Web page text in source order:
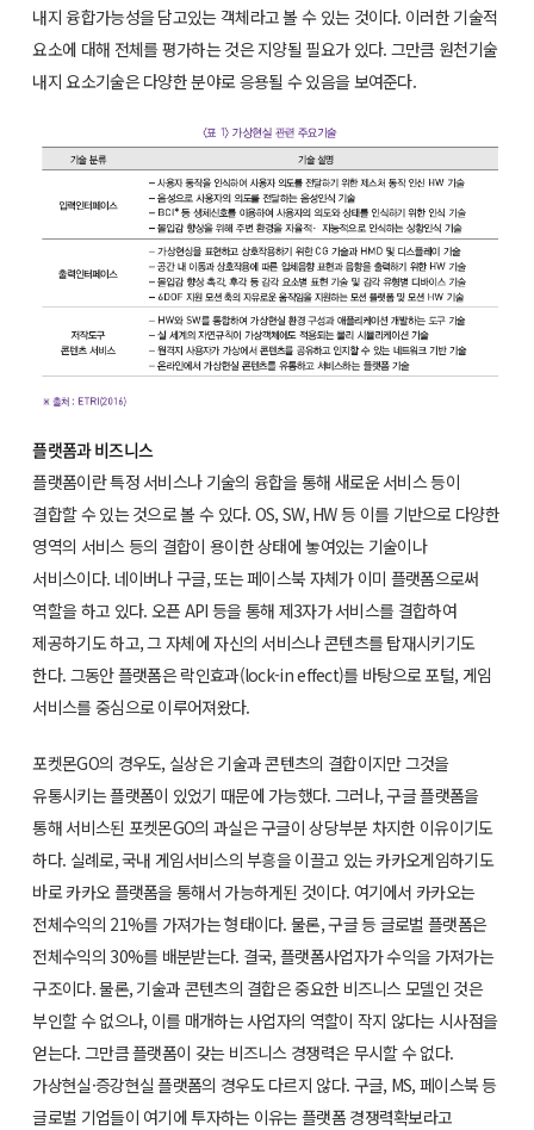
내지 융합가능성을 담고있는 객체라고 볼 수 있는 것이다. 이러한 기술적
요소에 대해 전체를 평가하는 것은 지양될 필요가 있다. 그만큼 원천기술
내지 요소기술은 다양한 분야로 응용될 수 있음을 보여준다.
플랫폼과 비즈니스
플랫폼이란 특정 서비스나 기술의 융합을 통해 새로운 서비스 등이
결합할 수 있는 것으로 볼 수 있다. OS, SW, HW 등 이를 기반으로 다양한
영역의 서비스 등의 결합이 용이한 상태에 놓여있는 기술이나
서비스이다. 네이버나 구글, 또는 페이스북 자체가 이미 플랫폼으로써
역할을 하고 있다. 오픈 API 등을 통해 제3자가 서비스를 결합하여
제공하기도 하고, 그 자체에 자신의 서비스나 콘텐츠를 탑재시키기도
한다. 그동안 플랫폼은 락인효과(lock-in effect)를 바탕으로 포털, 게임
서비스를 중심으로 이루어져왔다.
포켓몬GO의 경우도, 실상은 기술과 콘텐츠의 결합이지만 그것을
유통시키는 플랫폼이 있었기 때문에 가능했다. 그러나, 구글 플랫폼을
통해 서비스된 포켓몬GO의 과실은 구글이 상당부분 차지한 이유이기도
하다. 실례로, 국내 게임서비스의 부흥을 이끌고 있는 카카오게임하기도
바로 카카오 플랫폼을 통해서 가능하게된 것이다. 여기에서 카카오는
전체수익의 21%를 가져가는 형태이다. 물론, 구글 등 글로벌 플랫폼은
전체수익의 30%를 배분받는다. 결국, 플랫폼사업자가 수익을 가져가는
구조이다. 물론, 기술과 콘텐츠의 결합은 중요한 비즈니스 모델인 것은
부인할 수 없으나, 이를 매개하는 사업자의 역할이 작지 않다는 시사점을
얻는다. 그만큼 플랫폼이 갖는 비즈니스 경쟁력은 무시할 수 없다.
가상현실·증강현실 플랫폼의 경우도 다르지 않다. 구글, MS, 페이스북 등
글로벌 기업들이 여기에 투자하는 이유는 플랫폼 경쟁력확보라고